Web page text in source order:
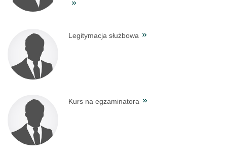
Legitymacja służbowa
Kurs na egzaminatora